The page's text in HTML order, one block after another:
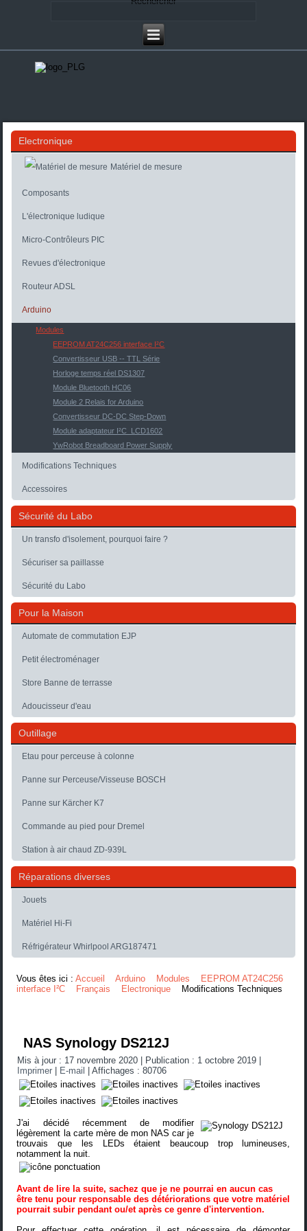
Electronique
Matériel de mesure
Composants
L'électronique ludique
Micro-Contrôleurs PIC
Revues d'électronique
Routeur ADSL
Arduino
Modules
EEPROM AT24C256 interface I²C
Convertisseur USB -- TTL Série
Horloge temps réel DS1307
Module Bluetooth HC06
Module 2 Relais for Arduino
Convertisseur DC-DC Step-Down
Module adaptateur I²C_LCD1602
YwRobot Breadboard Power Supply
Modifications Techniques
Accessoires
Sécurité du Labo
Un transfo d'isolement, pourquoi faire ?
Sécuriser sa paillasse
Sécurité du Labo
Pour la Maison
Automate de commutation EJP
Petit électroménager
Store Banne de terrasse
Adoucisseur d'eau
Outillage
Etau pour perceuse à colonne
Panne sur Perceuse/Visseuse BOSCH
Panne sur Kärcher K7
Commande au pied pour Dremel
Station à air chaud ZD-939L
Réparations diverses
Jouets
Matériel Hi-Fi
Réfrigérateur Whirlpool ARG187471
Vous êtes ici :Accueil Arduino Modules
EEPROM AT24C256
interface I²C
Français Electronique Modifications Techniques
NAS Synology DS212J
Mis à jour : 17 novembre 2020 Publication : 1 octobre 2019
Imprimer
E-mail |Affichages : 80706
J'ai décidé récemment de modifier
légèrement la carte mère de mon NAS car je
trouvais que les LEDs étaient beaucoup trop lumineuses,
notamment la nuit.
Avant de lire la suite, sachez que je ne pourrai en aucun cas
être tenu pour responsable des détériorations que votre matériel
pourrait subir pendant ou/et après ce genre d'intervention.